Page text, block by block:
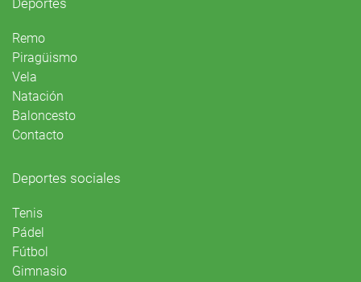
Deportes
Remo
Piragüismo
Vela
Natación
Baloncesto
Contacto
Deportes sociales
Tenis
Pádel
Fútbol
Gimnasio